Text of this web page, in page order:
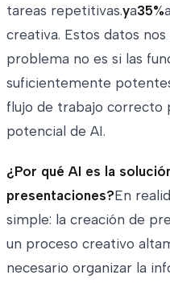
tareas repetitivas.ya35%
creativa. Estos datos
problema no es si las
suficientemente
flujo de trabajo correcto
potencial de AI.
¿Por qué AI es la
presentaciones?En
simple: la creación de
un proceso creativo
necesario organizar la